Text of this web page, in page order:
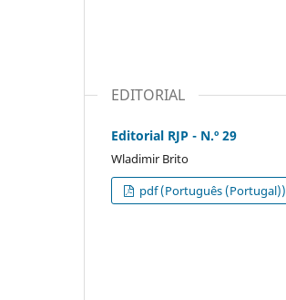
EDITORIAL
Editorial RJP - N.º 29
Wladimir Brito
pdf (Português (Portugal))